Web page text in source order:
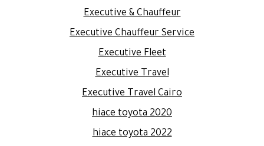
Executive & Chauffeur
Executive Chauffeur Service
Executive Fleet
Executive Travel
Executive Travel Cairo
hiace toyota 2020
hiace toyota 2022